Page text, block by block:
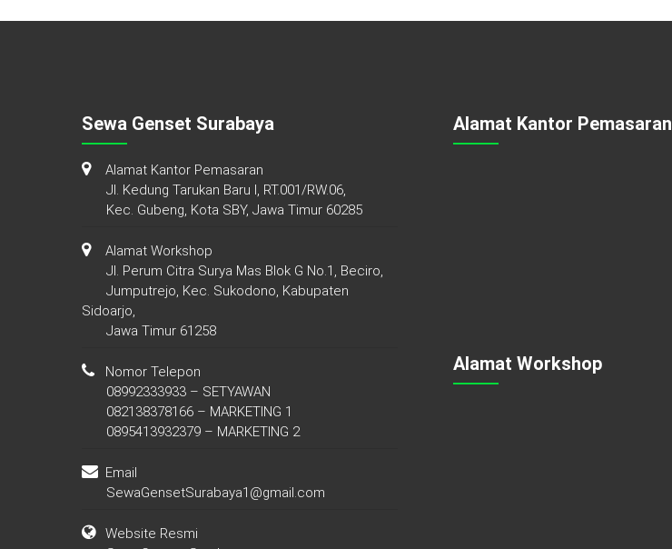
Sewa Genset Surabaya
Alamat Kantor Pemasaran
Jl. Kedung Tarukan Baru I, RT.001/RW.06,
Kec. Gubeng, Kota SBY, Jawa Timur 60285
Alamat Workshop
Jl. Perum Citra Surya Mas Blok G No.1, Beciro,
Jumputrejo, Kec. Sukodono, Kabupaten
Sidoarjo,
Jawa Timur 61258
Nomor Telepon
08992333933 – SETYAWAN
082138378166 – MARKETING 1
0895413932379 – MARKETING 2
Email
SewaGensetSurabaya1@gmail.com
Website Resmi
Alamat Kantor Pemasaran
Alamat Workshop